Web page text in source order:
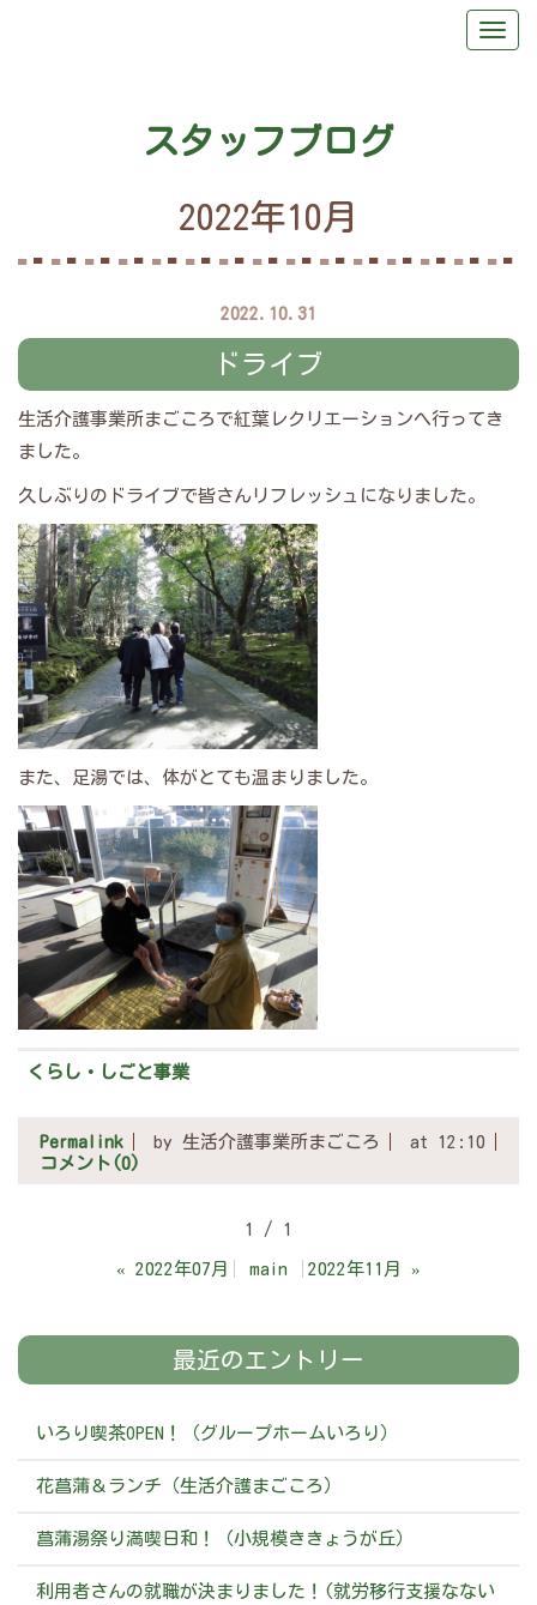
スタッフブログ
2022年10月
2022.10.31
ドライブ
生活介護事業所まごころで紅葉レクリエーションへ行ってき
ました。
久しぶりのドライブで皆さんリフレッシュになりました。
また、足湯では、体がとても温まりました。
くらし・しごと事業
Permalink by 生活介護事業所まごころ
at 12:10
コメント(0)
1 / 1
« 2022年07月 main 2022年11月 »
最近のエントリー
いろり喫茶OPEN！（グループホームいろり）
花菖蒲＆ランチ（生活介護まごころ）
菖蒲湯祭り満喫日和！（小規模ききょうが丘）
利用者さんの就職が決まりました！(就労移行支援なない